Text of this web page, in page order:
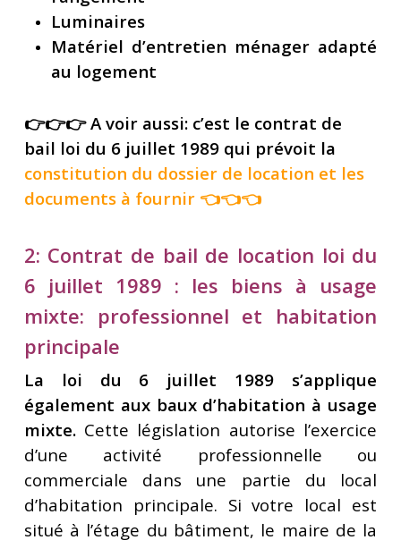
Luminaires
Matériel d’entretien ménager adapté
au logement
👉👉👉 A voir aussi: c’est le contrat de
bail loi du 6 juillet 1989 qui prévoit la
constitution du dossier de location et les
documents à fournir👈👈👈
2: Contrat de bail de location loi du
6 juillet 1989 : les biens à usage
mixte: professionnel et habitation
principale
La loi du 6 juillet 1989 s’applique
également aux baux d’habitation à usage
mixte. Cette législation autorise l’exercice
d’une activité professionnelle ou
commerciale dans une partie du local
d’habitation principale. Si votre local est
situé à l’étage du bâtiment, le maire de la